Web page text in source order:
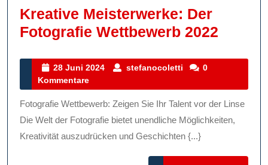
Kreative Meisterwerke: Der
Fotografie Wettbewerb 2022
2022
28 Juni 2024
28
2024
stefanocoletti stefanocoletti
0
Kommentare
Fotografie Wettbewerb: Zeigen Sie Ihr Talent vor der Linse
Die Welt der Fotografie bietet unendliche Möglichkeiten,
Kreativität auszudrücken und Geschichten {...}